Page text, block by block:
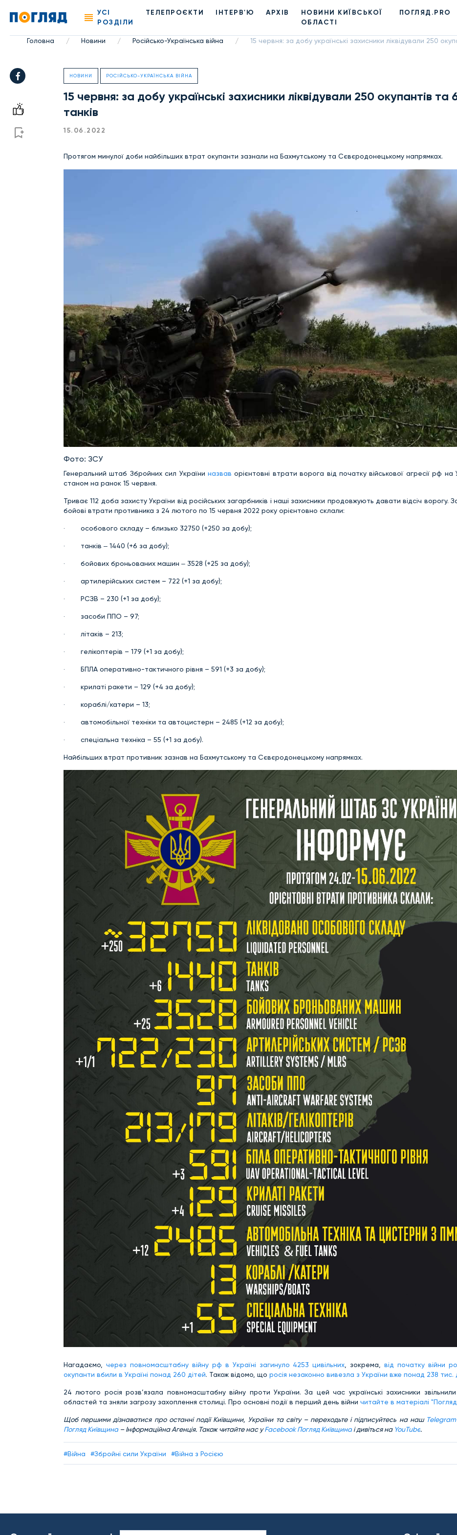
УСІ
РОЗДІЛИ
ТЕЛЕПРОЄКТИ ІНТЕРВ'Ю АРХІВ
НОВИНИ КИЇВСЬКОЇ
ОБЛАСТІ
ПОГЛЯД.PRO
Головна / Новини / Російсько-Українська війна / 15 червня: за добу українські захисники ліквідували 250
НОВИНИ РОСІЙСЬКО-УКРАЇНСЬКА ВІЙНА
15 червня: за добу українські захисники ліквідували 250 окупантів та
танків
15.06.2022
Протягом минулої доби найбільших втрат окупанти зазнали на Бахмутському та Сєвєродонецькому напрямках.
Фото: ЗСУ
Генеральний штаб Збройних сил України назвав орієнтовні втрати ворога від початку військової агресії рф на
станом на ранок 15 червня.
Триває 112 доба захисту України від російських загарбників і наші захисники продовжують давати відсіч ворогу.
бойові втрати противника з 24 лютого по 15 червня 2022 року орієнтовно склали:
· особового складу – близько 32750 (+250 за добу);
· танків ‒ 1440 (+6 за добу);
· бойових броньованих машин ‒ 3528 (+25 за добу);
· артилерійських систем – 722 (+1 за добу);
· РСЗВ – 230 (+1 за добу);
· засоби ППО – 97;
· літаків – 213;
· гелікоптерів – 179 (+1 за добу);
· БПЛА оперативно-тактичного рівня – 591 (+3 за добу);
· крилаті ракети – 129 (+4 за добу);
· кораблі/катери – 13;
· автомобільної техніки та автоцистерн – 2485 (+12 за добу);
· спеціальна техніка – 55 (+1 за добу).
Найбільших втрат противник зазнав на Бахмутському та Сєвєродонецькому напрямках.
Нагадаємо, через повномасштабну війну рф в Україні загинуло 4253 цивільних , зокрема,
від початку війни
окупанти вбили в Україні понад 260 дітей. Також відомо, що росія незаконно вивезла з України вже понад 238 тис.
24 лютого росія розв’язала повномасштабну війну проти України. За цей час українські захисники звільнили
областей та зняли загрозу захоплення столиці. Про основні події в перший день війни читайте в матеріалі
Щоб першими дізнаватися про останні події Київщини, України та світу – переходьте і підписуйтесь на наш
Погляд Київщина – Інформаційна Агенція. Також читайте нас уFacebook Погляд Київщина і дивіться на YouTube.
#Війна #Збройні сили України #Війна з Росією